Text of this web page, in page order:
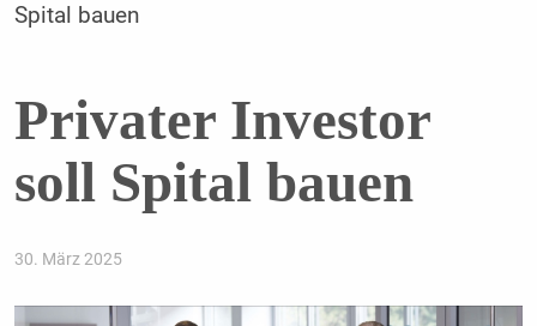
Spital bauen
Privater Investor
soll Spital bauen
30. März 2025